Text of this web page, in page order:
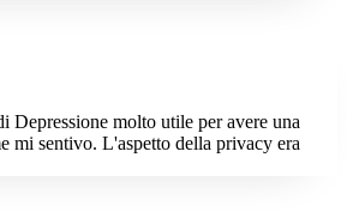
Depressione molto utile per avere una
mi sentivo. L'aspetto della privacy era